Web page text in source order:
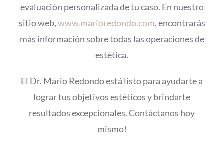
evaluación personalizada de tu caso. En nuestro
sitio web,www.marioredondo.com, encontrarás
más información sobre todas las operaciones de
estética.
El Dr. Mario Redondo está listo para ayudarte a
lograr tus objetivos estéticos y brindarte
resultados excepcionales. Contáctanos hoy
mismo!